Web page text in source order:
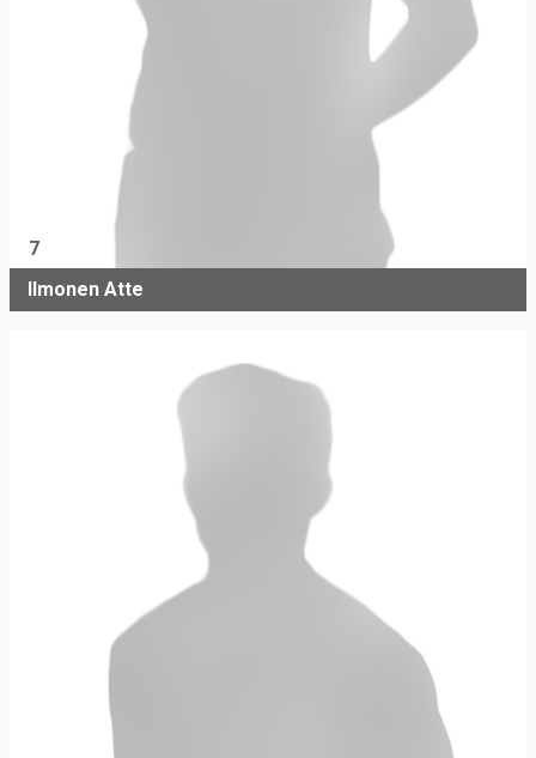
7
Ilmonen Atte